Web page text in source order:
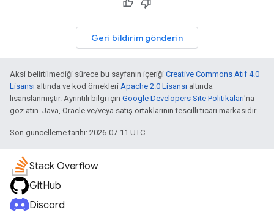
Geri bildirim gönderin
Aksi belirtilmediği sürece bu sayfanın içeriği Creative Commons Atıf 4.0
Lisansı altında ve kod örnekleri Apache 2.0 Lisansı altında
lisanslanmıştır. Ayrıntılı bilgi için Google Developers Site Politikaları'na
göz atın. Java, Oracle ve/veya satış ortaklarının tescilli ticari markasıdır.
Son güncelleme tarihi: 2026-07-11 UTC.
Stack Overflow
GitHub
Discord